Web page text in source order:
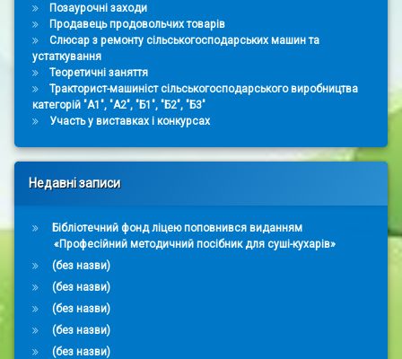
Позаурочні заходи
Продавець продовольчих товарів
Слюсар з ремонту сільськогосподарських машин та
устаткування
Теоретичні заняття
Тракторист-машиніст сільськогосподарського виробництва
категорій "А1", "А2", "Б1", "Б2", "Б3"
Участь у виставках і конкурсах
Недавні записи
Бібліотечний фонд ліцею поповнився виданням
«Професійний методичний посібник для суші-кухарів»
(без назви)
(без назви)
(без назви)
(без назви)
(без назви)